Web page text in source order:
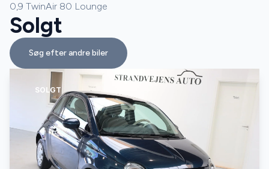
SOLGT
0,9 TwinAir 80 Lounge
Solgt
Søg efter andre biler